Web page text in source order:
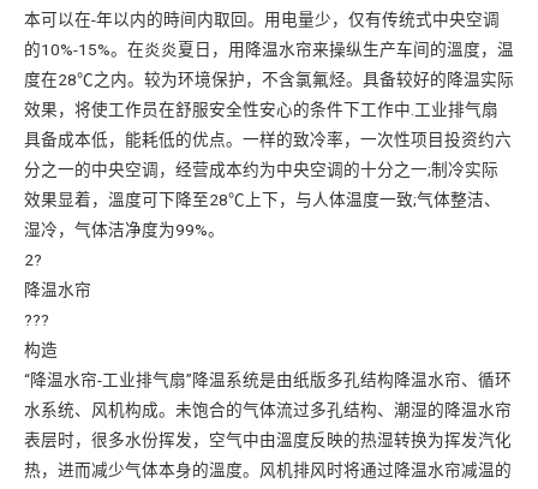
本可以在-年以内的時间内取回。用电量少，仅有传统式中央空调
的10%-15%。在炎炎夏日，用降温水帘来操纵生产车间的溫度，温
度在28℃之内。较为环境保护，不含氯氟烃。具备较好的降温实际
效果，将使工作员在舒服安全性安心的条件下工作中.工业排气扇
具备成本低，能耗低的优点。一样的致冷率，一次性项目投资约六
分之一的中央空调，经营成本约为中央空调的十分之一;制冷实际
效果显着，溫度可下降至28℃上下，与人体温度一致;气体整洁、
湿冷，气体洁净度为99%。
2?
降温水帘
???
构造
“降温水帘-工业排气扇”降温系统是由纸版多孔结构降温水帘、循环
水系统、风机构成。未饱合的气体流过多孔结构、潮湿的降温水帘
表层时，很多水份挥发，空气中由溫度反映的热湿转换为挥发汽化
热，进而减少气体本身的溫度。风机排风时将通过降温水帘减温的